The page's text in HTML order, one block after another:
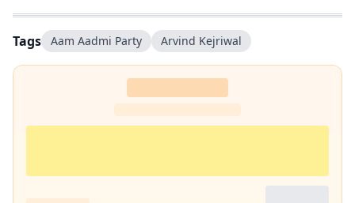
Tags Aam Aadmi Party Arvind Kejriwal